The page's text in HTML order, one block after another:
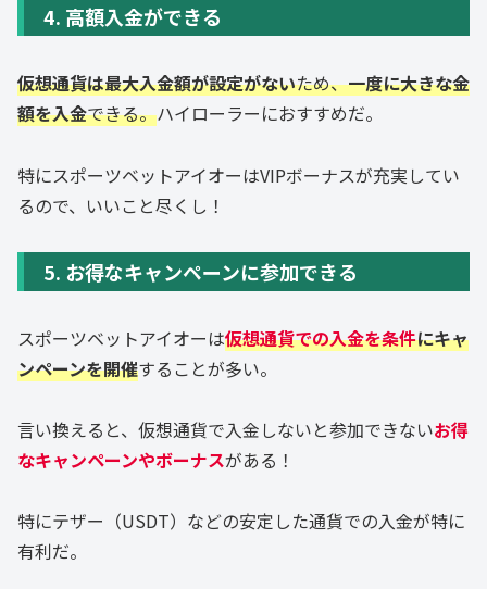
4. 高額入金ができる
仮想通貨は最大入金額が設定がないため、一度に大きな金
額を入金できる。ハイローラーにおすすめだ。
特にスポーツベットアイオーはVIPボーナスが充実してい
るので、いいこと尽くし！
5. お得なキャンペーンに参加できる
スポーツベットアイオーは仮想通貨での入金を条件にキャ
ンペーンを開催することが多い。
言い換えると、仮想通貨で入金しないと参加できないお得
なキャンペーンやボーナスがある！
特にテザー（USDT）などの安定した通貨での入金が特に
有利だ。